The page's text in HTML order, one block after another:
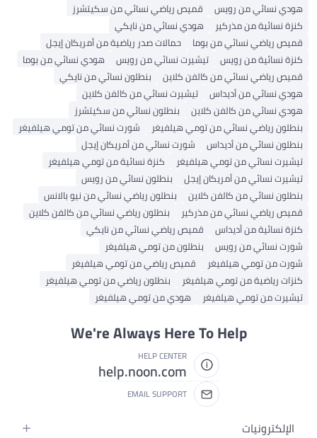
رويس
قميص رياضي نسائي من سكيتشرز
مذركير
هودي نسائي من نايكي
من بوما
حمالات صدر رياضية من أمريكان إيجل
رويس
تيشيرت نسائي من رويس
هودي نسائي من بوما
من كالفن كلاين
بنطلون نسائي من نايكي
أديداس
تيشيرت نسائي من كالفن كلاين
كالفن كلاين
بنطلون نسائي من سكيتشرز
من تومي هيلفيغر
شورت نسائي من تومي هيلفيغر
أديداس
شورت نسائي من أمريكان إيجل
من تومي هيلفيغر
كنزة نسائية من تومي هيلفيغر
أمريكان إيجل
بنطلون نسائي من رويس
كالفن كلاين
بنطلون رياضي نسائي من نيو بالانس
من مذركير
بنطلون رياضي نسائي من كالفن كلاين
أديداس
قميص رياضي نسائي من نايكي
رويس
بنطلون من تومي هيلفيغر
هيلفيغر
قميص رياضي من تومي هيلفيغر
تومي هيلفيغر
بنطلون رياضي من تومي هيلفيغر
هيلفيغر
هودي من تومي هيلفيغر
We're Always Here To Help
HELP CENTER
help.noon.com
EMAIL SUPPORT